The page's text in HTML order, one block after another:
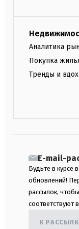
Аналитика
Покупка
Тренды и
E-mail-
Будьте в курсе
обновлений!
рассылок,
соответствуют
К